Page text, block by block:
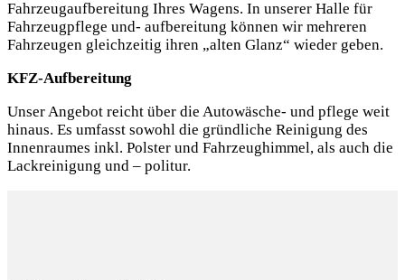
Fahrzeugaufbereitung Ihres Wagens. In unserer Halle für
Fahrzeugpflege und- aufbereitung können wir mehreren
Fahrzeugen gleichzeitig ihren „alten Glanz“ wieder geben.
KFZ-Aufbereitung
Unser Angebot reicht über die Autowäsche- und pflege weit
hinaus. Es umfasst sowohl die gründliche Reinigung des
Innenraumes inkl. Polster und Fahrzeughimmel, als auch die
Lackreinigung und – politur.